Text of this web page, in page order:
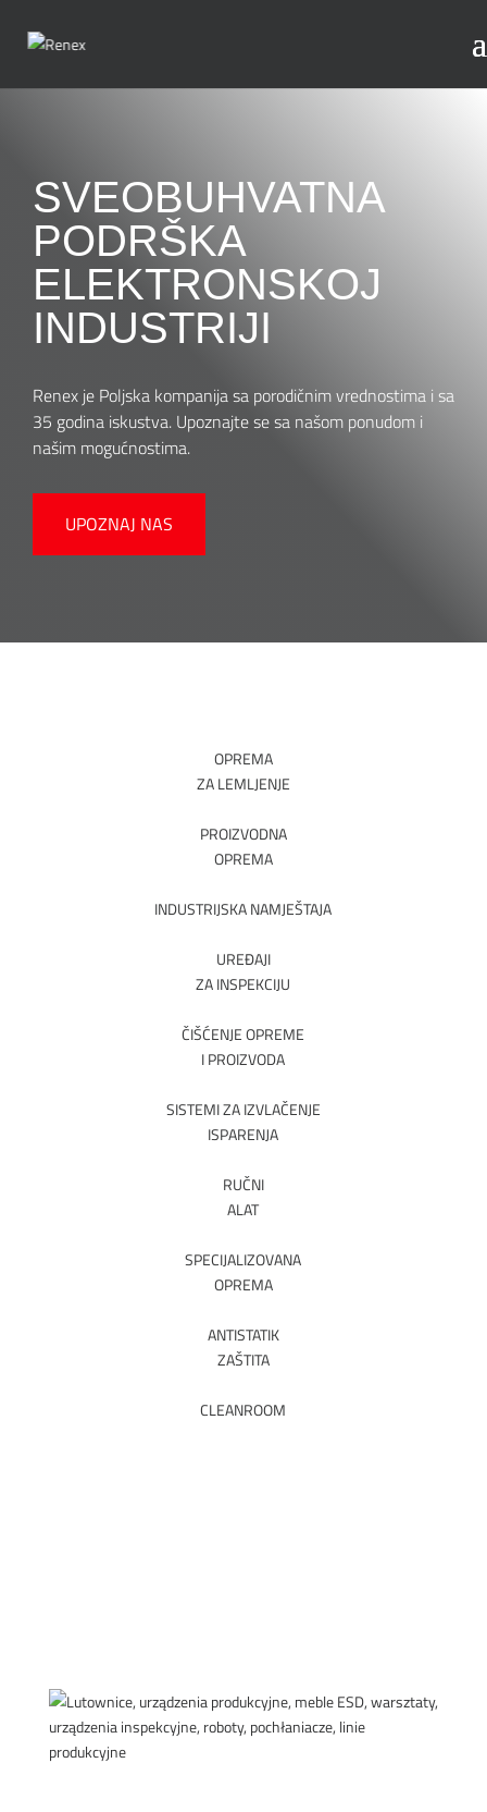
SVEOBUHVATNA
PODRŠKA
ELEKTRONSKOJ
INDUSTRIJI
Renex je Poljska kompanija sa porodičnim vrednostima i sa
35 godina iskustva. Upoznajte se sa našom ponudom i
našim mogućnostima.
UPOZNAJ NAS
OPREMA
ZA LEMLJENJE
PROIZVODNA
OPREMA
INDUSTRIJSKA NAMJEŠTAJA
UREĐAJI
ZA INSPEKCIJU
ČIŠĆENJE OPREME
I PROIZVODA
SISTEMI ZA IZVLAČENJE
ISPARENJA
RUČNI
ALAT
SPECIJALIZOVANA
OPREMA
ANTISTATIK
ZAŠTITA
CLEANROOM